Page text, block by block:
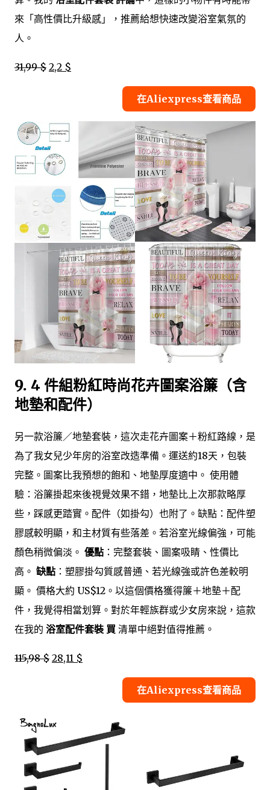
來「高性價比升級感」，推薦給想快速改變浴室氣氛的
人。
31,99 $ 2,2 $
在Aliexpress查看商品
9. 4 件組粉紅時尚花卉圖案浴簾（含
地墊和配件）
另一款浴簾／地墊套裝，這次走花卉圖案＋粉紅路線，是
為了我女兒少年房的浴室改造準備。運送約18天，包裝
完整。圖案比我預想的飽和、地墊厚度適中。 使用體
驗：浴簾掛起來後視覺效果不錯，地墊比上次那款略厚
些，踩感更踏實。配件（如掛勾）也附了。缺點：配件塑
膠感較明顯，和主材質有些落差。若浴室光線偏強，可能
顏色稍微偏淡。 優點 ：完整套裝、圖案吸睛、性價比
高。 缺點 ：塑膠掛勾質感普通、若光線強或許色差較明
顯。 價格大約 US$12。以這個價格獲得簾＋地墊＋配
件，我覺得相當划算。對於年輕族群或少女房來說，這款
在我的 浴室配件套裝 買 清單中絕對值得推薦。
115,98 $ 28,11 $
在Aliexpress查看商品